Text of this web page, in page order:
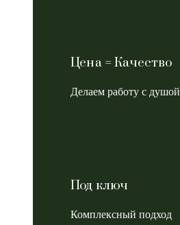
Цена = Качество
Делаем работу с душой
Под ключ
Комплексный подход